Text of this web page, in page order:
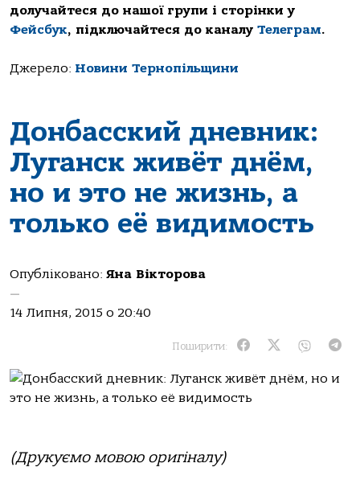
долучайтеся до нашої групи і сторінки у
Фейсбук, підключайтеся до каналу Телеграм.
Джерело: Новини Тернопільщини
Донбасский дневник:
Луганск живёт днём,
но и это не жизнь, а
только её видимость
Опубліковано: Яна Вікторова
—
14 Липня, 2015 о 20:40
Поширити:
(Друкуємо мовою оригіналу)